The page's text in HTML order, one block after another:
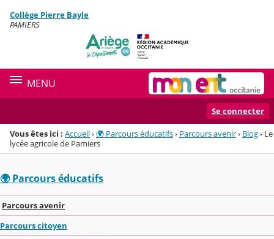
Menu de la rubrique
Contenu
Collège Pierre Bayle
PAMIERS
MENU
Se connecter
Vous êtes ici : Accueil›🌍 Parcours éducatifs› Parcours avenir› Blog› Le
lycée agricole de Pamiers
🌍 Parcours éducatifs
Parcours avenir
Parcours citoyen